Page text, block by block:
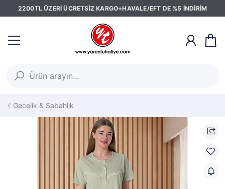
2200TL ÜZERİ ÜCRETSİZ KARGO+HAVALE/EFT DE %5 İNDİRİM
Gecelik & Sabahlık